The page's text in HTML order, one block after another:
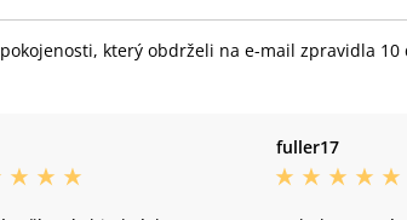
který obdrželi na e-mail zpravidla
fuller17